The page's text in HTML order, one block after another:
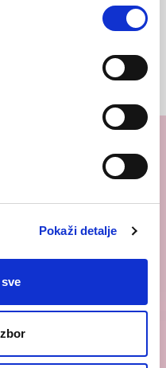
Pokaži detalje